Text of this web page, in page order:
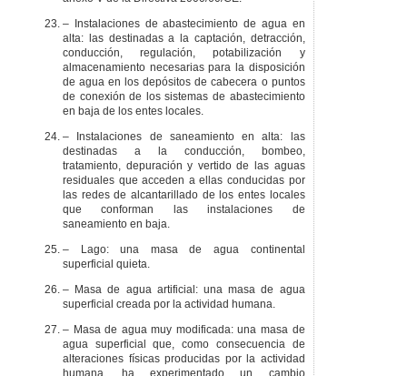
– Instalaciones de abastecimiento de agua en
alta: las destinadas a la captación, detracción,
conducción, regulación, potabilización y
almacenamiento necesarias para la disposición
de agua en los depósitos de cabecera o puntos
de conexión de los sistemas de abastecimiento
en baja de los entes locales.
– Instalaciones de saneamiento en alta: las
destinadas a la conducción, bombeo,
tratamiento, depuración y vertido de las aguas
residuales que acceden a ellas conducidas por
las redes de alcantarillado de los entes locales
que conforman las instalaciones de
saneamiento en baja.
– Lago: una masa de agua continental
superficial quieta.
– Masa de agua artificial: una masa de agua
superficial creada por la actividad humana.
– Masa de agua muy modificada: una masa de
agua superficial que, como consecuencia de
alteraciones físicas producidas por la actividad
humana, ha experimentado un cambio